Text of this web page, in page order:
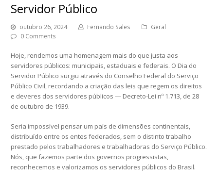
Servidor Público
outubro 26, 2024 Fernando Sales
Geral
0 Comments
Hoje, rendemos uma homenagem mais do que justa aos
servidores públicos: municipais, estaduais e federais. O Dia do
Servidor Público surgiu através do Conselho Federal do Serviço
Público Civil, recordando a criação das leis que regem os direitos
e deveres dos servidores públicos — Decreto-Lei nº 1.713, de 28
de outubro de 1939.
Seria impossível pensar um país de dimensões continentais,
distribuído entre os entes federados, sem o distinto trabalho
prestado pelos trabalhadores e trabalhadoras do Serviço Público.
Nós, que fazemos parte dos governos progressistas,
reconhecemos e valorizamos os servidores públicos do Brasil.